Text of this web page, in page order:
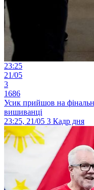
23:25
21/05
3
1686
Усик прийшов на
вишиванці
23:25, 21/05 3 Кадр дня